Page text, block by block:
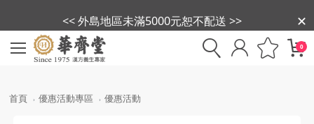
<< 外島地區未滿5000元恕不配送 >>
0
首頁 優惠活動專區 優惠活動